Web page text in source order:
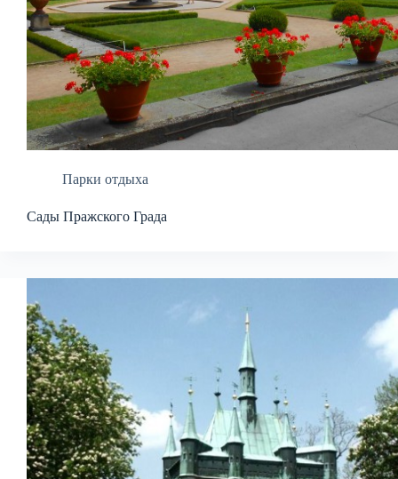
Парки отдыха
Сады Пражского Града